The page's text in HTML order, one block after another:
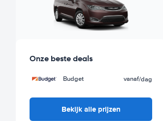
Onze beste deals
Budget vanaf/dag
Bekijk alle prijzen